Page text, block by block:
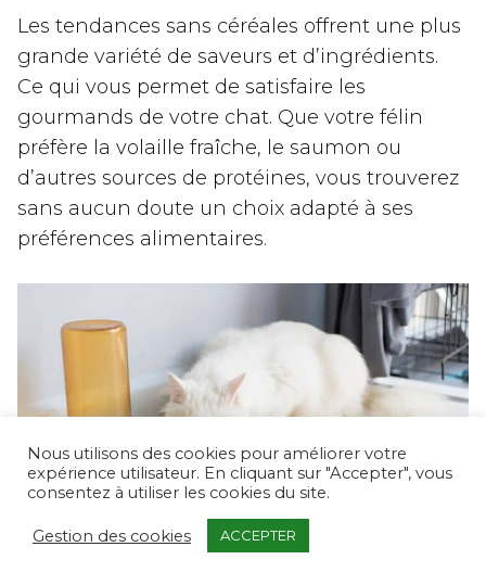
Les tendances sans céréales offrent une plus
grande variété de saveurs et d’ingrédients.
Ce qui vous permet de satisfaire les
gourmands de votre chat. Que votre félin
préfère la volaille fraîche, le saumon ou
d’autres sources de protéines, vous trouverez
sans aucun doute un choix adapté à ses
préférences alimentaires.
Nous utilisons des cookies pour améliorer votre
expérience utilisateur. En cliquant sur "Accepter", vous
consentez à utiliser les cookies du site.
Gestion des cookies ACCEPTER